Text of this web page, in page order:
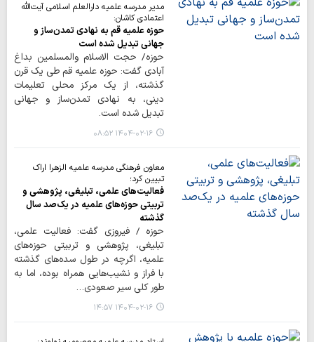
مدیر مدرسه علمیه دارالعلم اسلامی آیت‌الله
اعتمادی کاشان:
حوزه علمیه قم به نهادی تمدن‌ساز و
جهانی تبدیل شده است
حوزه/ حجت الاسلام والمسلمین بداغ
آبادی گفت: حوزه علمیه قم طی یک قرن
گذشته، از یک مرکز محلی تعلیمات
دینی، به نهادی تمدن‌ساز و جهانی
تبدیل شده است.
۱۴۰۴-۰۲-۱۶ ۰۸:۵۲
معاون فرهنگی مدرسه علمیه الزهرا اراک
تبیین کرد؛
فعالیت‌های علمی، تبلیغی، پژوهشی و
تربیتی حوزه‌های علمیه در یک‌صد سال
گذشته
حوزه / فیروزی گفت: فعالیت علمی،
تبلیغی، پژوهشی و تربیتی حوزه‌های
علمیه، اگرچه در طول سده‌های گذشته
با فراز و نشیب‌هایی همراه بوده، اما به
طور کلی سیر صعودی…
۱۴۰۴-۰۲-۱۶ ۱۴:۵۷